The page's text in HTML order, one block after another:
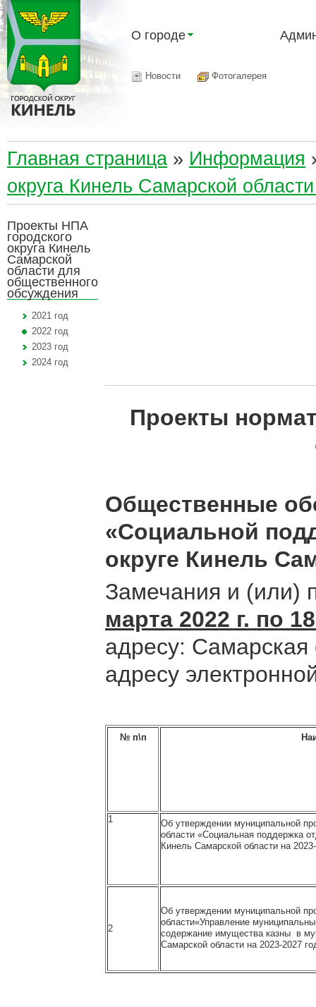
О городе
Новости Фотогалерея
Главная страница » Информация
округа Кинель Самарской
Проекты НПА
городского
округа Кинель
Самарской
области для
общественного
обсуждения
2021 год
2022 год
2023 год
2024 год
Проекты
Общественные
«Социальной
округе Кинель
Замечания и (или)
марта 2022 г. по
адресу: Самарская
адресу
№ п\п
1
Об утверждении муниципальной
области «Социальная поддержка
Кинель Самарской области на
2
Об утверждении муниципальной
области«Управление
содержание имущества казны в
Самарской области на 2023-2027